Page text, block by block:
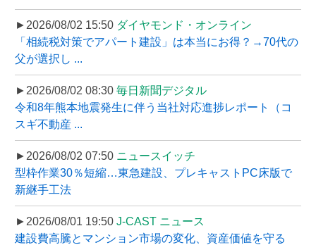
►2026/08/02 15:50 ダイヤモンド・オンライン
「相続税対策でアパート建設」は本当にお得？→70代の
父が選択し ...
►2026/08/02 08:30 毎日新聞デジタル
令和8年熊本地震発生に伴う当社対応進捗レポート（コ
スギ不動産 ...
►2026/08/02 07:50 ニュースイッチ
型枠作業30％短縮…東急建設、プレキャストPC床版で
新継手工法
►2026/08/01 19:50 J-CAST ニュース
建設費高騰とマンション市場の変化、資産価値を守る